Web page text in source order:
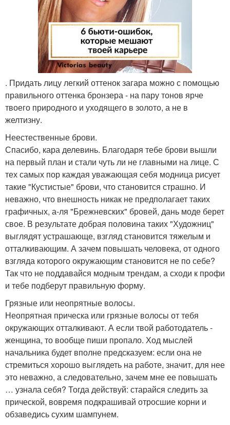
. Придать лицу легкий оттенок загара можно с помощью
правильного оттенка бронзера - на пару тонов ярче
твоего природного и уходящего в золото, а не в
желтизну.
Неестественные брови.
Спасибо, кара делевинь. Благодаря тебе брови вышли
на первый план и стали чуть ли не главными на лице. С
тех самых пор каждая уважающая себя модница рисует
такие "Кустистые" брови, что становится страшно. И
неважно, что внешность никак не предполагает таких
графичных, а-ля "Брежневских" бровей, дань моде берет
свое. В результате добрая половина таких "Художниц"
выглядят устрашающе, взгляд становится тяжелым и
отталкивающим. А зачем повышать человека, от одного
взгляда которого окружающим становится не по себе?
Так что не поддавайся модным трендам, а сходи к профи
и тебе подберут правильную форму.
Грязные или неопрятные волосы.
Неопрятная прическа или грязные волосы от тебя
окружающих отталкивают. А если твой работодатель -
женщина, то вообще пиши пропало. Ход мыслей
начальника будет вполне предсказуем: если она не
стремиться хорошо выглядеть на работе, значит, для нее
это неважно, а следовательно, зачем мне ее повышать
… узнала себя? Тогда действуй: старайся следить за
прической, вовремя подкрашивай отросшие корни и
обзаведись сухим шампунем.